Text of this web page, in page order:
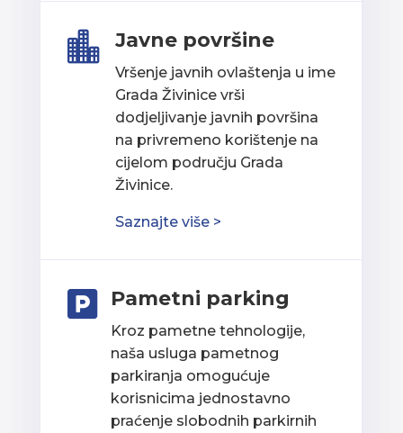
 Javne površine
Vršenje javnih ovlaštenja u ime
Grada Živinice vrši
dodjeljivanje javnih površina
na privremeno korištenje na
cijelom području Grada
Živinice.
Saznajte više >
 Pametni parking
Kroz pametne tehnologije,
naša usluga pametnog
parkiranja omogućuje
korisnicima jednostavno
praćenje slobodnih parkirnih